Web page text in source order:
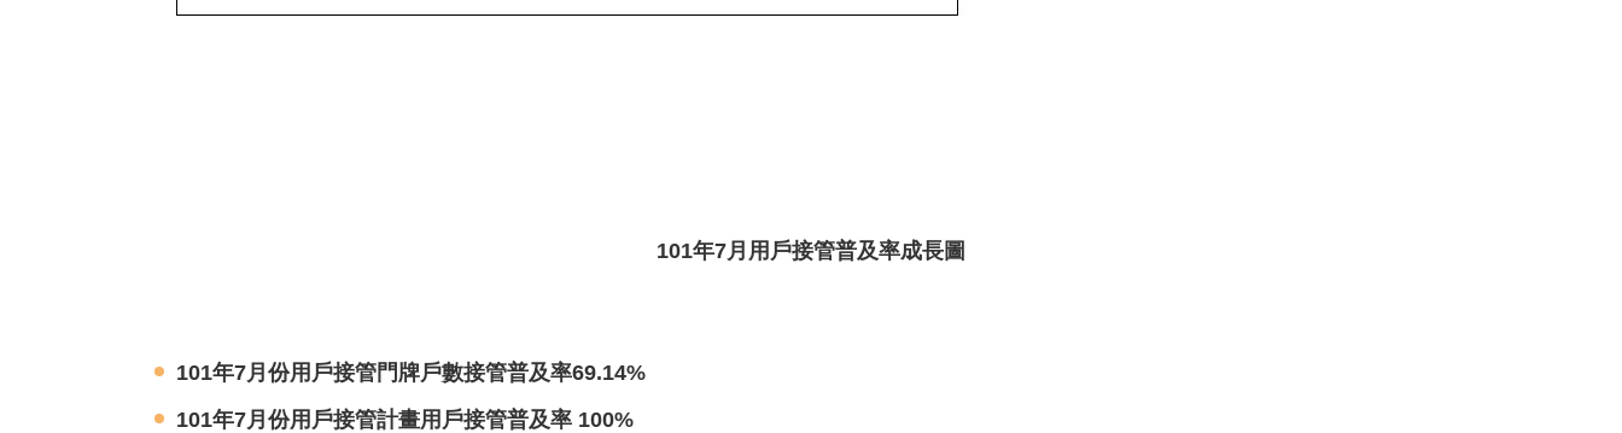
101年7月用戶接管普及率成長圖
101年7月份用 戶接管門牌戶數接管普及率69.14%
101年7月份用戶接管計畫用戶接管普及率 100%